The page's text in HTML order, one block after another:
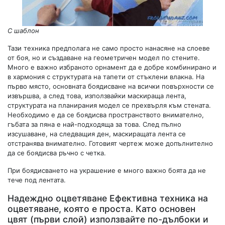
С шаблон
Тази техника предполага не само просто нанасяне на слоеве
от боя, но и създаване на геометричен модел по стените.
Много е важно избраното орнамент да е добре комбинирано и
в хармония с структурата на тапети от стъклени влакна. На
първо място, основната боядисване на всички повърхности се
извършва, а след това, използвайки маскираща лента,
структурата на планирания модел се прехвърля към стената.
Необходимо е да се боядисва пространството внимателно,
гъбата за пяна е най-подходяща за това. След пълно
изсушаване, на следващия ден, маскиращата лента се
отстранява внимателно. Готовият чертеж може допълнително
да се боядисва ръчно с четка.
При боядисването на украшение е много важно боята да не
тече под лентата.
Надеждно оцветяване Ефективна техника на
оцветяване, която е проста. Като основен
цвят (първи слой) използвайте по-дълбоки и